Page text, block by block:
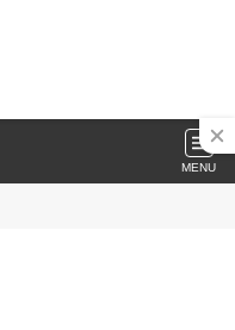
MENU